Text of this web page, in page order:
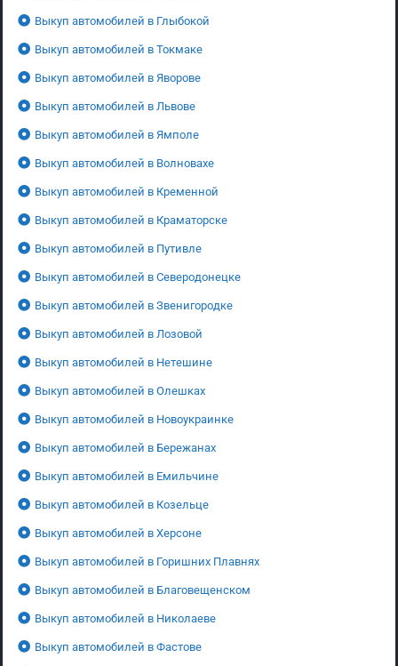
Выкуп автомобилей в Глыбокой
Выкуп автомобилей в Токмаке
Выкуп автомобилей в Яворове
Выкуп автомобилей в Львове
Выкуп автомобилей в Ямполе
Выкуп автомобилей в Волновахе
Выкуп автомобилей в Кременной
Выкуп автомобилей в Краматорске
Выкуп автомобилей в Путивле
Выкуп автомобилей в Северодонецке
Выкуп автомобилей в Звенигородке
Выкуп автомобилей в Лозовой
Выкуп автомобилей в Нетешине
Выкуп автомобилей в Олешках
Выкуп автомобилей в Новоукраинке
Выкуп автомобилей в Бережанах
Выкуп автомобилей в Емильчине
Выкуп автомобилей в Козельце
Выкуп автомобилей в Херсоне
Выкуп автомобилей в Горишних Плавнях
Выкуп автомобилей в Благовещенском
Выкуп автомобилей в Николаеве
Выкуп автомобилей в Фастове